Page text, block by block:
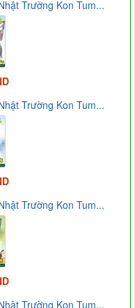
Trường Kon Tum...
Trường Kon Tum...
Trường Kon Tum...
Trường Kon Tum...